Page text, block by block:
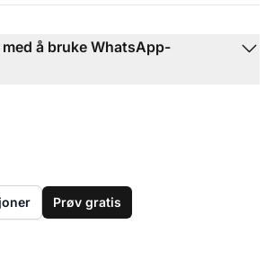
å bruke WhatsApp-
Prøv gratis